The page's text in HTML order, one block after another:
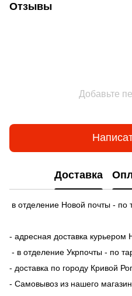
Отзывы
Добавьте
Доставка
в отделение Новой почты - по
- адресная доставка курьером
- в отделение Укрпочты - по
- доставка по городу Кривой
- Самовывоз из нашего